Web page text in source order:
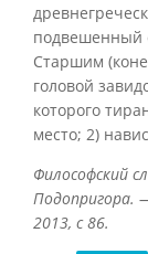
подвешенный
Старшим
головой
которого
место; 2)
Философский
Подопригора.
2013, с 86.